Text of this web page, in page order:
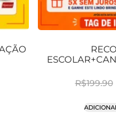
R$199.90